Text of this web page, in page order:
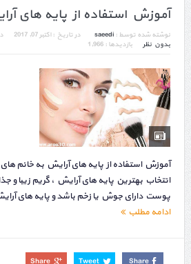
آموزش استفاده از پایه های
نوشته شده توسط : saeedi در تاریخ :اکتبر 07, 2017
بدون نظر
بازدیدها : 1,966
آموزش استفاده از پایه های آرایش به خانم
انتخاب بهترین پایه های آرایش ، گریم زیبا و
پوست دارای جوش یا زخم باشد و پایه های
ادامه مطلب